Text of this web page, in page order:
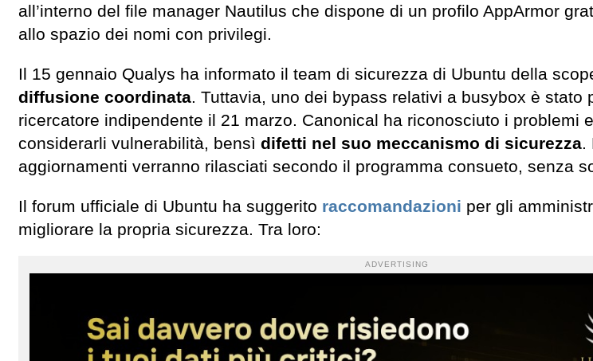
all’interno del file manager Nautilus che dispone di un profilo AppArmor
allo spazio dei nomi con privilegi.
Il 15 gennaio Qualys ha informato il team di sicurezza di Ubuntu della
diffusione coordinata. Tuttavia, uno dei bypass relativi a busybox è stato
ricercatore indipendente il 21 marzo. Canonical ha riconosciuto i problemi
considerarli vulnerabilità, bensì difetti nel suo meccanismo di sicurezza.
aggiornamenti verranno rilasciati secondo il programma consueto, senza
Il forum ufficiale di Ubuntu ha suggerito raccomandazioni per gli
migliorare la propria sicurezza. Tra loro:
ADVERTISING